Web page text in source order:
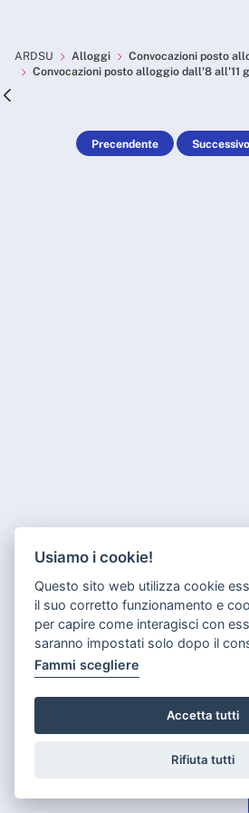
Convocazioni
ARDSU Alloggi
Convocazioni posto
Convocazioni posto alloggio dall'8 all'11
Precendente Successivo
Usiamo i cookie!
Questo sito web utilizza cookie
il suo corretto funzionamento e
per capire come interagisci con
saranno impostati solo dopo il
Fammi scegliere
Accetta tutti
Rifiuta tutti